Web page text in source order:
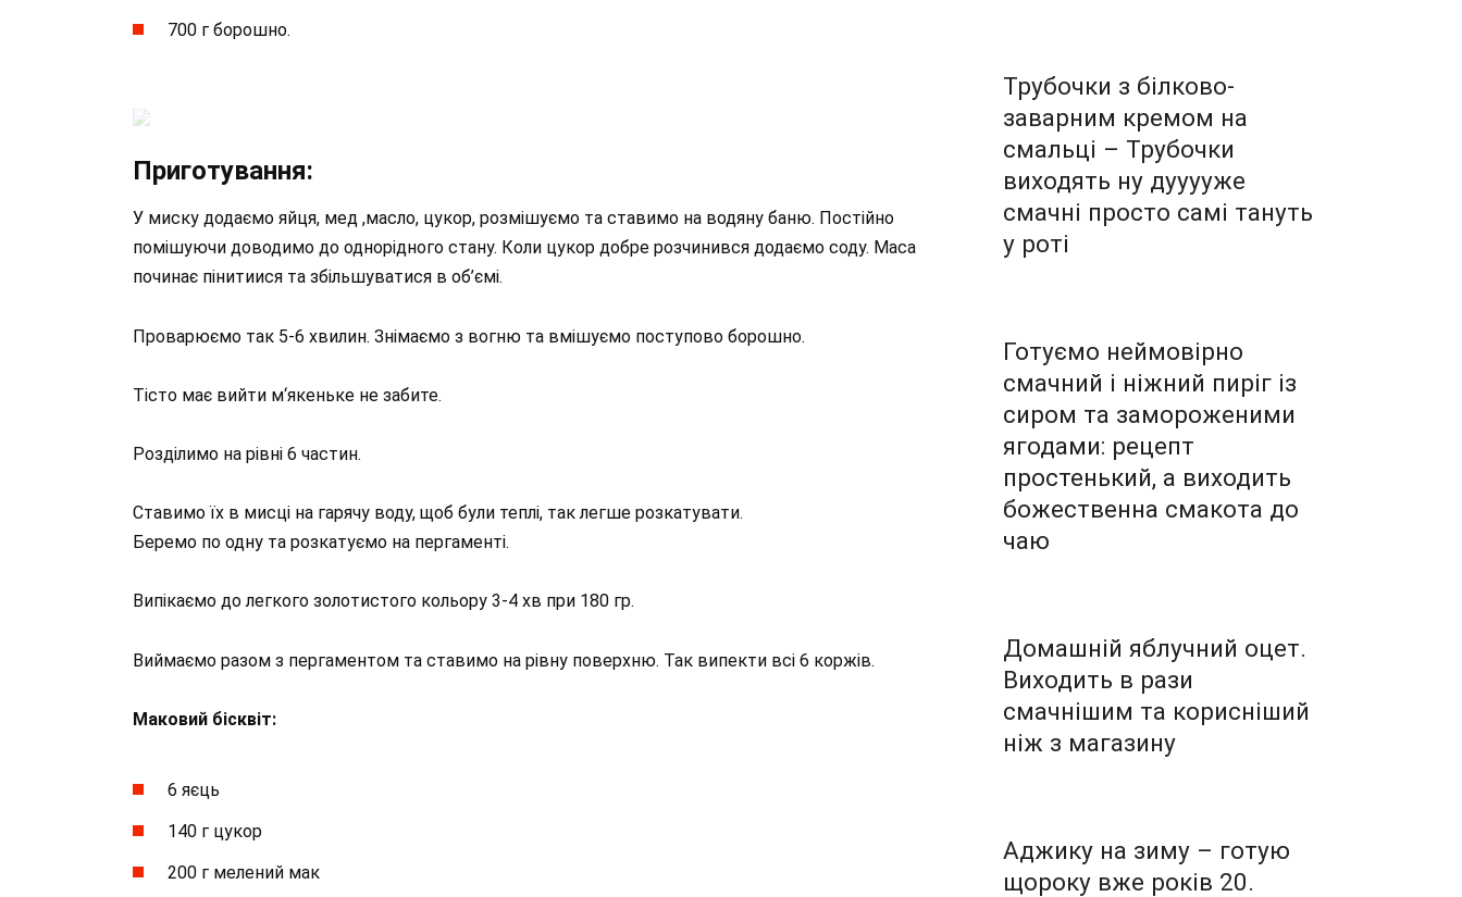
700 г борошно.
Приготування:
У миску додаємо яйця, мед ,масло, цукор, розмішуємо та ставимо на водяну баню. Постійно
помішуючи доводимо до однорідного стану. Коли цукор добре розчинився додаємо соду. Маса
починає пінитиися та збільшуватися в об’ємі.
Проварюємо так 5-6 хвилин. Знімаємо з вогню та вмішуємо поступово борошно.
Тісто має вийти м‘якеньке не забите.
Розділимо на рівні 6 частин.
Ставимо їх в мисці на гарячу воду, щоб були теплі, так легше розкатувати.
Беремо по одну та розкатуємо на пергаменті.
Випікаємо до легкого золотистого кольору 3-4 хв при 180 гр.
Виймаємо разом з пергаментом та ставимо на рівну поверхню. Так випекти всі 6 коржів.
Маковий бісквіт:
6 яєць
140 г цукор
200 г мелений мак
Трубочки з білково-
заварним кремом на
смальці – Трубочки
виходять ну дууууже
смачні просто самі тануть
у роті
Готуємо неймовірно
смачний і ніжний пиріг із
сиром та замороженими
ягодами: рецепт
простенький, а виходить
божественна смакота до
чаю
Домашній яблучний оцет.
Виходить в рази
смачнішим та корисніший
ніж з магазину
Аджику на зиму – готую
щороку вже років 20.